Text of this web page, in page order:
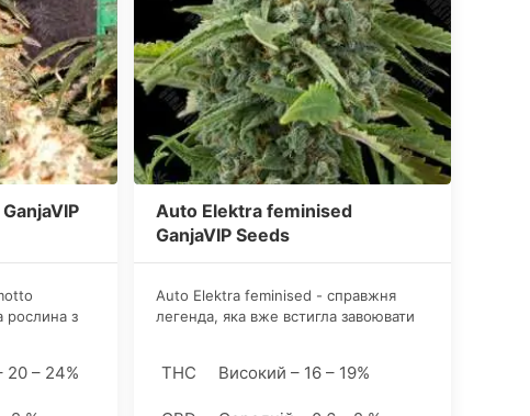
рослина з
Розсип
20 – 24%
Auto Elektra feminised
GanjaVIP Seeds
Auto Elektra feminised - справжня
легенда, яка вже встигла завоювати
володіє винятковим імунітетом до
THC Високий – 16 – 19%